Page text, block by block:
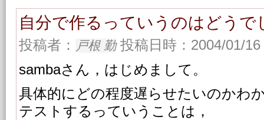
自分で作るっていうのはどうで
投稿者： 戸根 勤投稿日時：2004/01/16
sambaさん，はじめまして。
具体的にどの程度遅らせたいのかわ
テストするっていうことは，